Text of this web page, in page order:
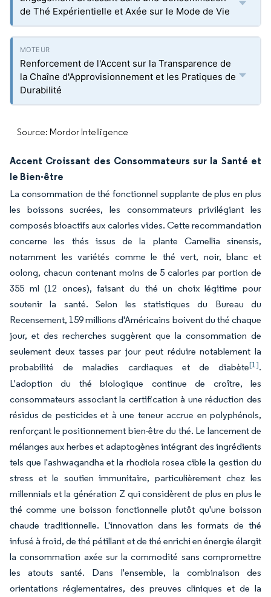
de Thé Expérientielle et Axée sur le Mode de Vie
Renforcement de l'Accent sur la Transparence de
la Chaîne d'Approvisionnement et les Pratiques de
Durabilité
Source: Mordor Intelligence
Accent Croissant des Consommateurs sur la Santé et
le Bien-être
La consommation de thé fonctionnel supplante de plus en plus
les boissons sucrées, les consommateurs privilégiant les
composés bioactifs aux calories vides. Cette recommandation
concerne les thés issus de la plante Camellia sinensis,
notamment les variétés comme le thé vert, noir, blanc et
oolong, chacun contenant moins de 5 calories par portion de
355 ml (12 onces), faisant du thé un choix légitime pour
soutenir la santé. Selon les statistiques du Bureau du
Recensement, 159 millions d'Américains boivent du thé chaque
jour, et des recherches suggèrent que la consommation de
seulement deux tasses par jour peut réduire notablement la
probabilité de maladies cardiaques et de diabète[1].
L'adoption du thé biologique continue de croître, les
consommateurs associant la certification à une réduction des
résidus de pesticides et à une teneur accrue en polyphénols,
renforçant le positionnement bien-être du thé. Le lancement de
mélanges aux herbes et adaptogènes intégrant des ingrédients
tels que l'ashwagandha et la rhodiola rosea cible la gestion du
stress et le soutien immunitaire, particulièrement chez les
millennials et la génération Z qui considèrent de plus en plus le
thé comme une boisson fonctionnelle plutôt qu'une boisson
chaude traditionnelle. L'innovation dans les formats de thé
infusé à froid, de thé pétillant et de thé enrichi en énergie élargit
la consommation axée sur la commodité sans compromettre
les atouts santé. Dans l'ensemble, la combinaison des
orientations réglementaires, des preuves cliniques et de la